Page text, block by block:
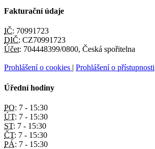
Fakturační údaje
IČ: 70991723
DIČ: CZ70991723
Účet: 704448399/0800, Česká spořitelna
Prohlášení o cookies Prohlášení o přístupnosti
Úřední hodiny
PO: 7 - 15:30
ÚT: 7 - 15:30
ST: 7 - 15:30
ČT: 7 - 15:30
PÁ: 7 - 15:30